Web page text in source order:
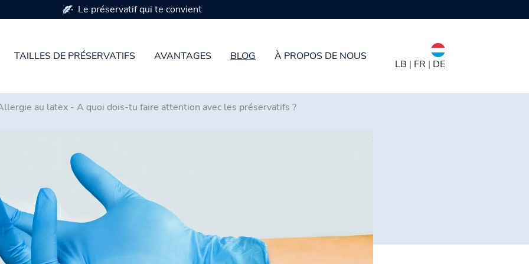
TAILLES DE PRÉSERVATIFS AVANTAGES BLOG À PROPOS DE NOUS
LB | FR | DE
Disponible en 7 tailles de préservatifs
au latex - A quoi dois-tu faire attention avec les préservatifs ?